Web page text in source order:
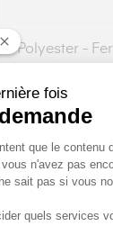
Polyester - Fer
0.320 kg
2